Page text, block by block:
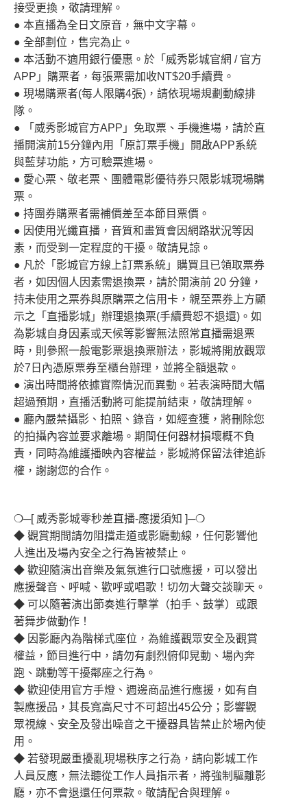
接受更換，敬請理解。
● 本直播為全日文原音，無中文字幕。
● 全部劃位，售完為止。
● 本活動不適用銀行優惠。於「威秀影城官網 / 官方
APP」購票者，每張票需加收NT$20手續費。
● 現場購票者(每人限購4張)，請依現場規劃動線排
隊。
● 「威秀影城官方APP」免取票、手機進場，請於直
播開演前15分鐘內用「原訂票手機」開啟APP系統
與藍芽功能，方可驗票進場。
● 愛心票、敬老票、團體電影優待券只限影城現場購
票。
● 持團券購票者需補價差至本節目票價。
● 因使用光纖直播，音質和畫質會因網路狀況等因
素，而受到一定程度的干擾。敬請見諒。
● 凡於「影城官方線上訂票系統」購買且已領取票券
者，如因個人因素需退換票，請於開演前 20 分鐘，
持未使用之票券與原購票之信用卡，親至票券上方顯
示之「直播影城」辦理退換票(手續費恕不退還)。如
為影城自身因素或天候等影響無法照常直播需退票
時，則參照一般電影票退換票辦法，影城將開放觀眾
於7日內憑原票券至櫃台辦理，並將全額退款。
● 演出時間將依據實際情況而異動。若表演時間大幅
超過預期，直播活動將可能提前結束，敬請理解。
● 廳內嚴禁攝影、拍照、錄音，如經查獲，將刪除您
的拍攝內容並要求離場。期間任何器材損壞概不負
責，同時為維護播映內容權益，影城將保留法律追訴
權，謝謝您的合作。
❍─[ 威秀影城零秒差直播-應援須知 ]─❍
◆ 觀賞期間請勿阻擋走道或影廳動線，任何影響他
人進出及場內安全之行為皆被禁止。
◆ 歡迎隨演出音樂及氣氛進行口號應援，可以發出
應援聲音、呼喊、歡呼或唱歌！切勿大聲交談聊天。
◆ 可以隨著演出節奏進行擊掌（拍手、鼓掌）或跟
著舞步做動作！
◆ 因影廳內為階梯式座位，為維護觀眾安全及觀賞
權益，節目進行中，請勿有劇烈俯仰晃動、場內奔
跑、跳動等干擾鄰座之行為。
◆ 歡迎使用官方手燈、週邊商品進行應援，如有自
製應援品，其長寬高尺寸不可超出45公分；影響觀
眾視線、安全及發出噪音之干擾器具皆禁止於場內使
用。
◆ 若發現嚴重擾亂現場秩序之行為，請向影城工作
人員反應，無法聽從工作人員指示者，將強制驅離影
廳，亦不會退還任何票款。敬請配合與理解。